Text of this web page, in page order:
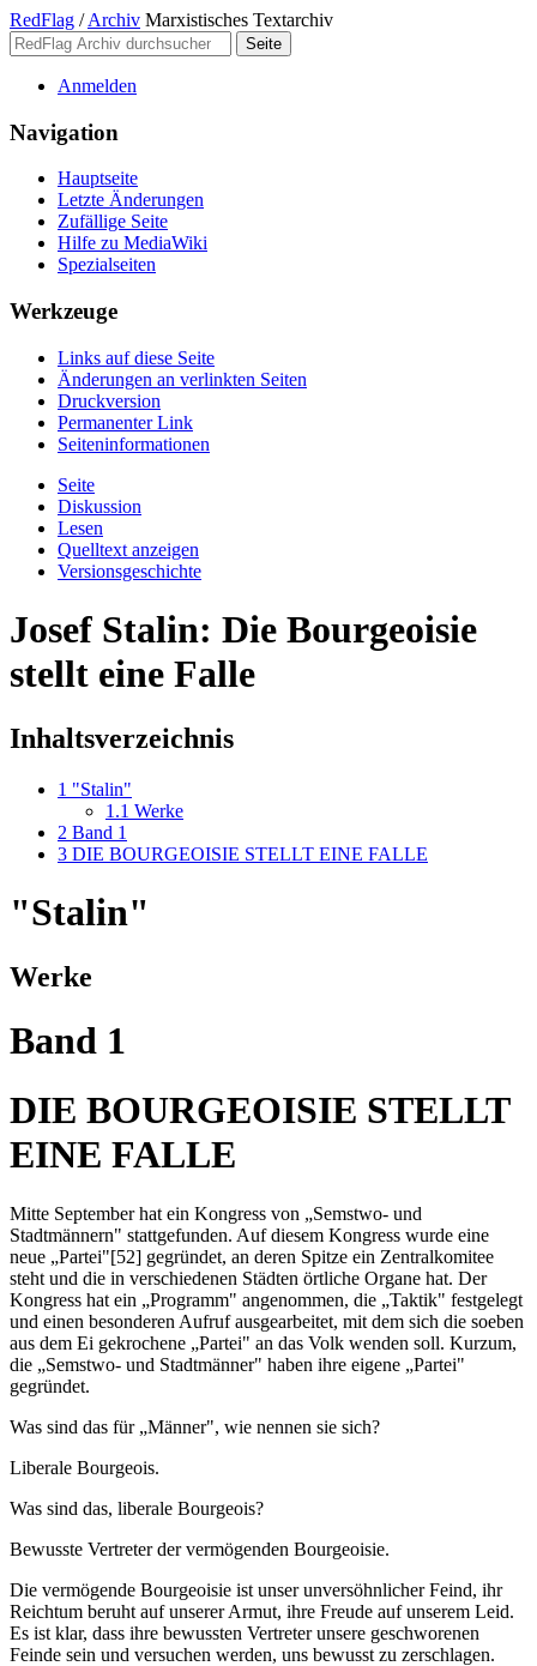
RedFlag / Archiv Marxistisches Textarchiv
Anmelden
Navigation
Hauptseite
Letzte Änderungen
Zufällige Seite
Hilfe zu MediaWiki
Spezialseiten
Werkzeuge
Links auf diese Seite
Änderungen an verlinkten Seiten
Druckversion
Permanenter Link
Seiten­­informationen
Seite
Diskussion
Lesen
Quelltext anzeigen
Versionsgeschichte
Josef Stalin: Die Bourgeoisie
stellt eine Falle
Inhaltsverzeichnis
1 "Stalin"
1.1 Werke
2 Band 1
3 DIE BOURGEOISIE STELLT EINE FALLE
"Stalin"
Werke
Band 1
DIE BOURGEOISIE STELLT
EINE FALLE
Mitte September hat ein Kongress von „Semstwo- und
Stadtmännern" stattgefunden. Auf diesem Kongress wurde eine
neue „Partei"[52] gegründet, an deren Spitze ein Zentralkomitee
steht und die in verschiedenen Städten örtliche Organe hat. Der
Kongress hat ein „Programm" angenommen, die „Taktik" festgelegt
und einen besonderen Aufruf ausgearbeitet, mit dem sich die soeben
aus dem Ei gekrochene „Partei" an das Volk wenden soll. Kurzum,
die „Semstwo- und Stadtmänner" haben ihre eigene „Partei"
gegründet.
Was sind das für „Männer", wie nennen sie sich?
Liberale Bourgeois.
Was sind das, liberale Bourgeois?
Bewusste Vertreter der vermögenden Bourgeoisie.
Die vermögende Bourgeoisie ist unser unversöhnlicher Feind, ihr
Reichtum beruht auf unserer Armut, ihre Freude auf unserem Leid.
Es ist klar, dass ihre bewussten Vertreter unsere geschworenen
Feinde sein und versuchen werden, uns bewusst zu zerschlagen.